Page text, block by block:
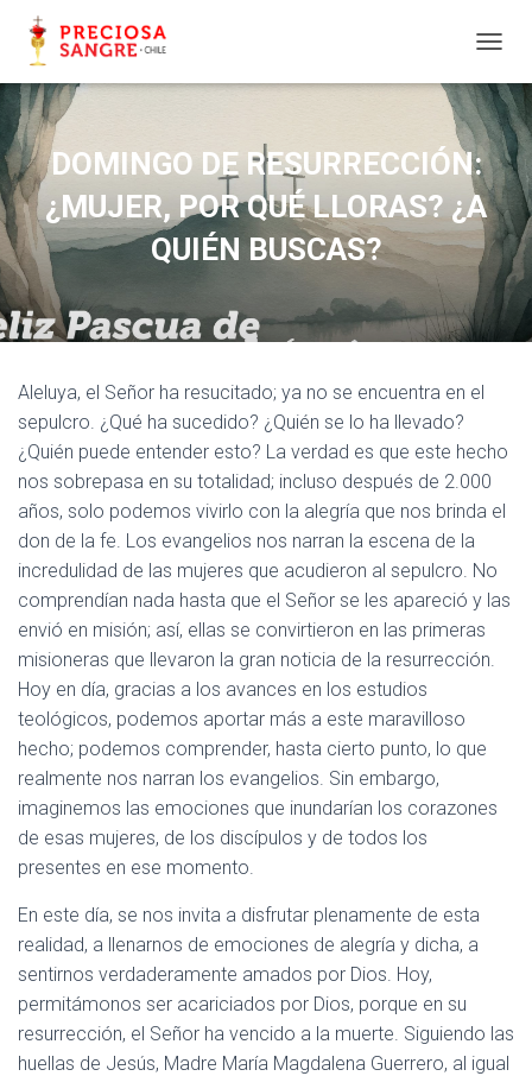
A
M
R
O
O
G
C
DOMINGO DE RESURRECCIÓN:
¿MUJER, POR QUÉ LLORAS? ¿A
QUIÉN BUSCAS?
Aleluya, el Señor ha resucitado; ya no se encuentra en el
sepulcro. ¿Qué ha sucedido? ¿Quién se lo ha llevado?
¿Quién puede entender esto? La verdad es que este hecho
nos sobrepasa en su totalidad; incluso después de 2.000
años, solo podemos vivirlo con la alegría que nos brinda el
don de la fe. Los evangelios nos narran la escena de la
incredulidad de las mujeres que acudieron al sepulcro. No
comprendían nada hasta que el Señor se les apareció y las
envió en misión; así, ellas se convirtieron en las primeras
misioneras que llevaron la gran noticia de la resurrección.
Hoy en día, gracias a los avances en los estudios
teológicos, podemos aportar más a este maravilloso
hecho; podemos comprender, hasta cierto punto, lo que
realmente nos narran los evangelios. Sin embargo,
imaginemos las emociones que inundarían los corazones
de esas mujeres, de los discípulos y de todos los
presentes en ese momento.
En este día, se nos invita a disfrutar plenamente de esta
realidad, a llenarnos de emociones de alegría y dicha, a
sentirnos verdaderamente amados por Dios. Hoy,
permitámonos ser acariciados por Dios, porque en su
resurrección, el Señor ha vencido a la muerte. Siguiendo las
huellas de Jesús, Madre María Magdalena Guerrero, al igual